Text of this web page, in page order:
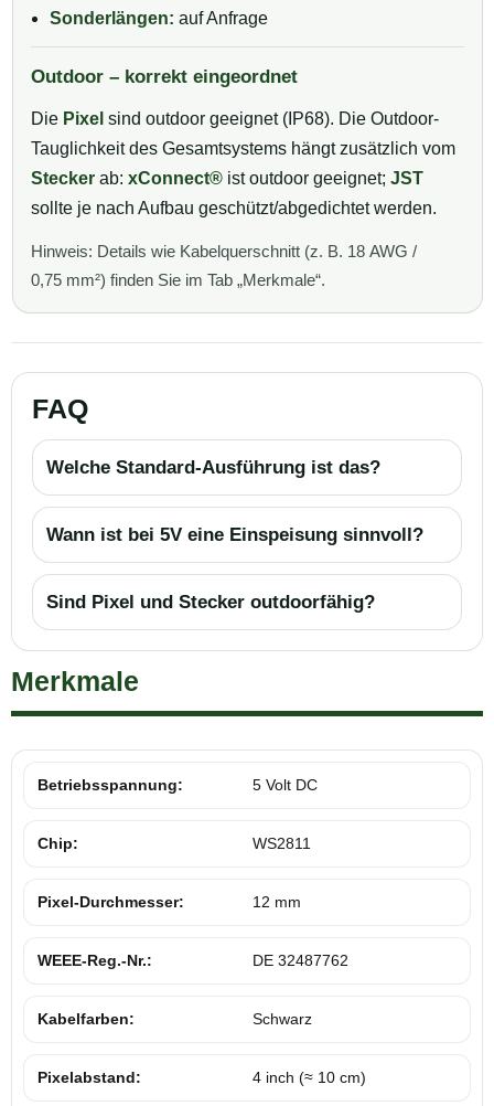
Sonderlängen: auf Anfrage
Outdoor – korrekt eingeordnet
Die Pixel sind outdoor geeignet (IP68). Die Outdoor-
Tauglichkeit des Gesamtsystems hängt zusätzlich vom
Stecker ab: xConnect® ist outdoor geeignet; JST
sollte je nach Aufbau geschützt/abgedichtet werden.
Hinweis: Details wie Kabelquerschnitt (z. B. 18 AWG /
0,75 mm²) finden Sie im Tab „Merkmale“.
FAQ
Welche Standard-Ausführung ist das?
Wann ist bei 5V eine Einspeisung sinnvoll?
Sind Pixel und Stecker outdoorfähig?
Merkmale
Betriebsspannung: 5 Volt DC
Chip: WS2811
Pixel-Durchmesser: 12 mm
WEEE-Reg.-Nr.: DE 32487762
Kabelfarben: Schwarz
Pixelabstand: 4 inch (≈ 10 cm)